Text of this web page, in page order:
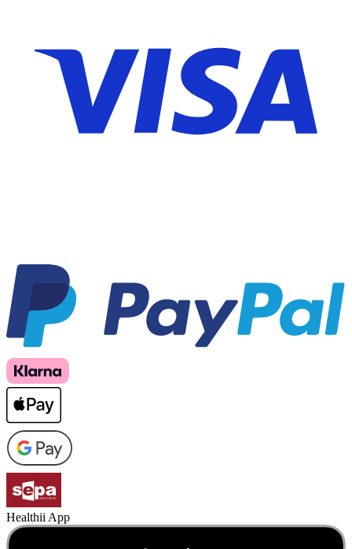
Healthii App